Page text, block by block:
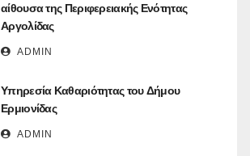
αίθουσα της Περιφερειακής Ενότητας
Αργολίδας
ADMIN
Υπηρεσία Καθαριότητας του Δήμου
Ερμιονίδας
ADMIN